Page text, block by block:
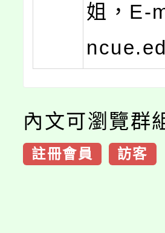
姐，E-
內文可瀏覽群
註冊會員 訪客